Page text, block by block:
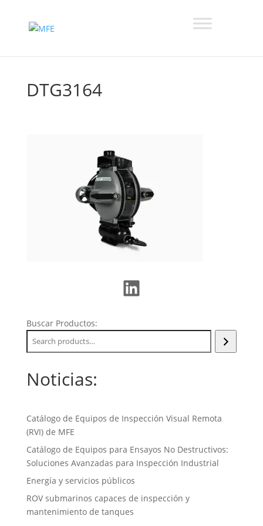
DTG3164
LinkedIn
Buscar Productos:
Noticias:
Catálogo de Equipos de Inspección Visual Remota
(RVI) de MFE
Catálogo de Equipos para Ensayos No Destructivos:
Soluciones Avanzadas para Inspección Industrial
Energía y servicios públicos
ROV submarinos capaces de inspección y
mantenimiento de tanques